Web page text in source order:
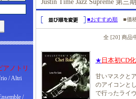
アノトリ
/ Altri
/
Justin Time Jazz Supreme 第三
■おすすめ順 ■価
全 [20] 商品
★ 日本初CD
甘いマスクと
のアイコンと
で行ったライ